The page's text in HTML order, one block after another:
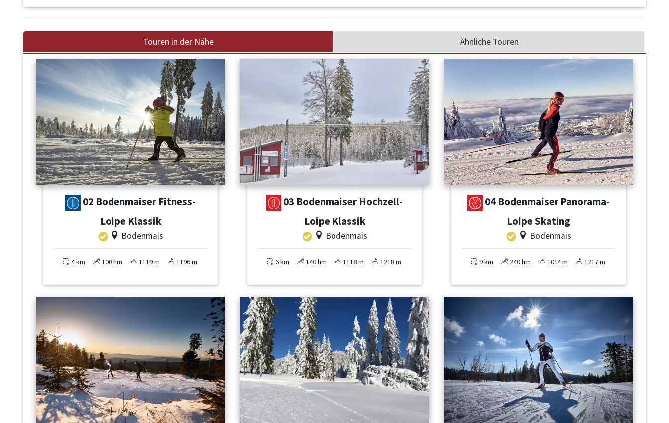
Touren in der Nähe Ähnliche Touren
02 Bodenmaiser Fitness-
Loipe Klassik
Bodenmais
4 km 100 hm 1119 m 1196 m
03 Bodenmaiser Hochzell-
Loipe Klassik
Bodenmais
6 km 140 hm 1118 m 1218 m
04 Bodenmaiser Panorama-
Loipe Skating
Bodenmais
9 km 240 hm 1094 m 1217 m